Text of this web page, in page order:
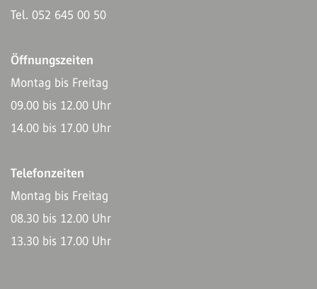
Tel. 052 645 00 50
Öffnungszeiten
Montag bis Freitag
09.00 bis 12.00 Uhr
14.00 bis 17.00 Uhr
Telefonzeiten
Montag bis Freitag
08.30 bis 12.00 Uhr
13.30 bis 17.00 Uhr